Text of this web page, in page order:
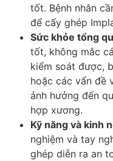
tốt. Bệnh nhân
để cấy ghép
Sức khỏe tổng
tốt, không mắc
kiểm soát được,
hoặc các vấn đề
ảnh hưởng đến
hợp xương.
Kỹ năng và kinh
nghiệm và tay
ghép diễn ra an